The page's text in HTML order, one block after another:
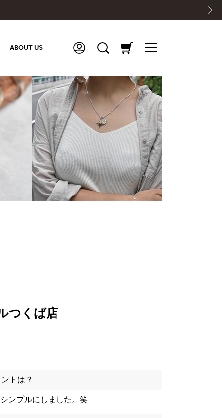
ABOUT US
つくば店
トは？
ンプルにしました。笑